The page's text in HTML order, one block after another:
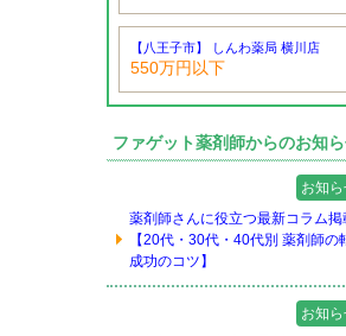
【八王子市】 しんわ薬局 横川店
550万円以下
ファゲット薬剤師からのお知
お知ら
薬剤師さんに役立つ最新コラム掲
【20代・30代・40代別 薬剤師の
成功のコツ】
お知ら